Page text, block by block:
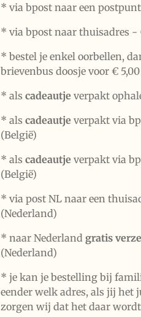
* via bpost naar een
* via bpost naar thuisadres -
* bestel je enkel oorbellen,
brievenbus doosje voor € 5,00
* als cadeautje verpakt
* als cadeautje verpakt via
(België)
* als cadeautje verpakt via
(België)
* via post NL naar een
(Nederland)
* naar Nederland gratis
(Nederland)
* je kan je bestelling bij
eender welk adres, als jij het
zorgen wij dat het daar